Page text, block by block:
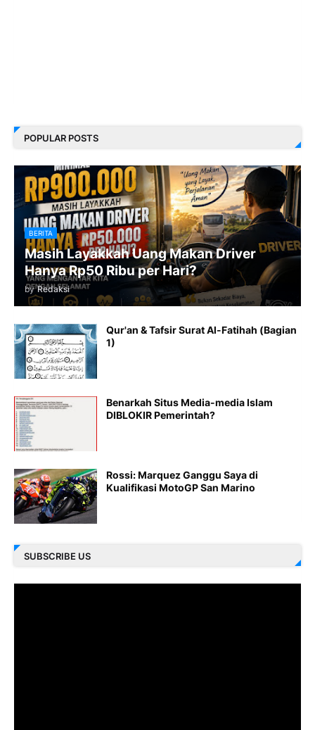
POPULAR POSTS
BERITA
Masih Layakkah Uang Makan Driver
Hanya Rp50 Ribu per Hari?
by Redaksi
Qur'an & Tafsir Surat Al-Fatihah (Bagian
1)
Benarkah Situs Media-media Islam
DIBLOKIR Pemerintah?
Rossi: Marquez Ganggu Saya di
Kualifikasi MotoGP San Marino
SUBSCRIBE US